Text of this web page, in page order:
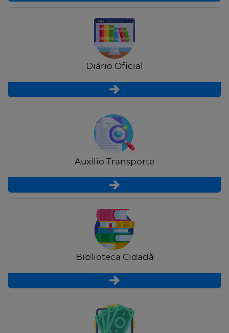
Diário Oficial
Auxílio Transporte
Biblioteca Cidadã